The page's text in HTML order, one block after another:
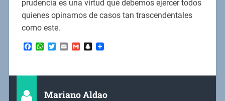
prudencia es una virtud que debemos ejercer todos
quienes opinamos de casos tan trascendentales
como este.
Facebook
WhatsApp
Twitter
EmailGmailSnapchat
Mariano Aldao